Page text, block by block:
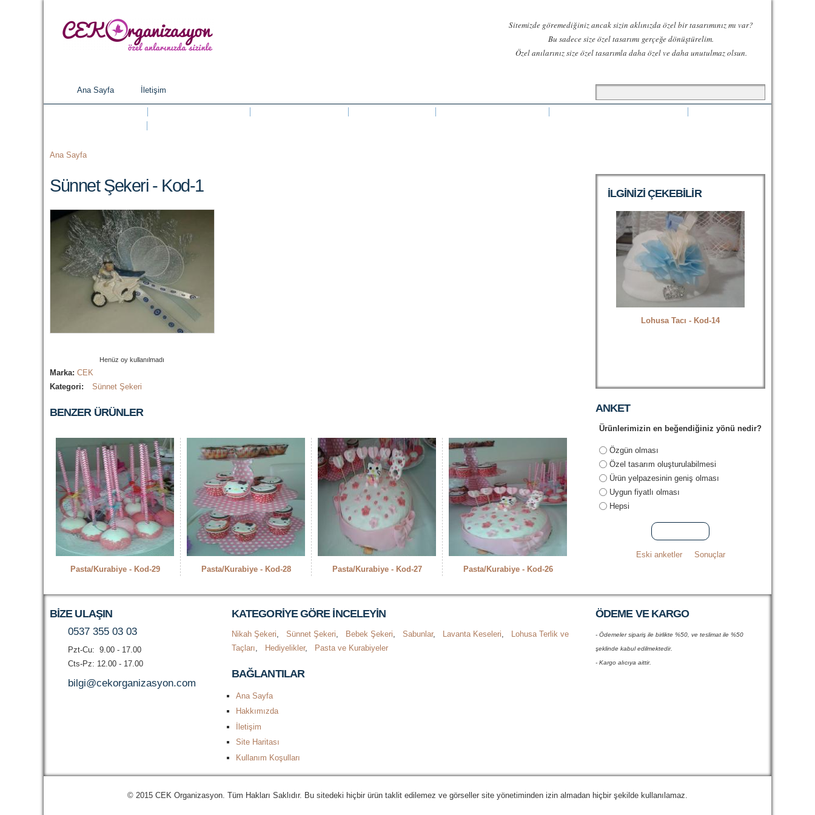
Sitemizde göremediğiniz ancak sizin aklınızda özel bir tasarımınız mı var?
Bu sadece size özel tasarımı gerçeğe dönüştürelim.
Özel anılarınız size özel tasarımla daha özel ve daha unutulmaz olsun.
Ana Sayfa İletişim
Buradasınız
Ana Sayfa
Sünnet Şekeri - Kod-1
Henüz oy kullanılmadı
Marka: CEK
Kategori:
Sünnet Şekeri
BENZER ÜRÜNLER
Pasta/Kurabiye - Kod-29 Pasta/Kurabiye - Kod-28 Pasta/Kurabiye - Kod-27 Pasta/Kurabiye - Kod-26
ILGINIZI ÇEKEBILIR
Lohusa Tacı - Kod-14
ANKET
Ürünlerimizin en beğendiğiniz yönü nedir?
Seçenekler
Özgün olması
Özel tasarım oluşturulabilmesi
Ürün yelpazesinin geniş olması
Uygun fiyatlı olması
Hepsi
Eski anketler Sonuçlar
BIZE ULAŞIN
0537 355 03 03
Pzt-Cu: 9.00 - 17.00
Cts-Pz: 12.00 - 17.00
bilgi@cekorganizasyon.com
KATEGORIYE GÖRE INCELEYIN
Nikah Şekeri Sünnet Şekeri Bebek Şekeri Sabunlar, Lavanta Keseleri
Lohusa Terlik ve
Taçları
Hediyelikler, Pasta ve Kurabiyeler
BAĞLANTILAR
Ana Sayfa
Hakkımızda
İletişim
Site Haritası
Kullanım Koşulları
ÖDEME VE KARGO
- Ödemeler sipariş ile birlikte %50, ve teslimat ile %50
şeklinde kabul edilmektedir.
- Kargo alıcıya aittir.
© 2015 CEK Organizasyon. Tüm Hakları Saklıdır. Bu sitedeki hiçbir ürün taklit edilemez ve görseller site yönetiminden izin almadan hiçbir şekilde kullanılamaz.